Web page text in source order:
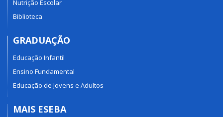
Nutrição Escolar
Biblioteca
GRADUAÇÃO
Educação Infantil
Ensino Fundamental
Educação de Jovens e Adultos
MAIS ESEBA